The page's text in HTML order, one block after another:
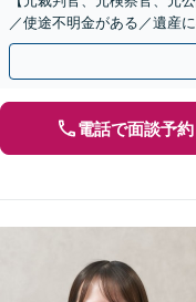
／使途不明金がある／遺産
相談ください【他士業連携
電話で面談予約